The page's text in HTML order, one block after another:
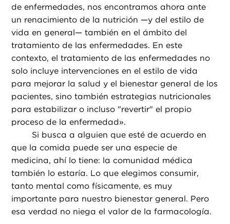
de enfermedades, nos encontramos ahora ante
un renacimiento de la nutrición —y del estilo de
vida en general— también en el ámbito del
tratamiento de las enfermedades. En este
contexto, el tratamiento de las enfermedades no
solo incluye intervenciones en el estilo de vida
para mejorar la salud y el bienestar general de los
pacientes, sino también estrategias nutricionales
para estabilizar o incluso "revertir" el propio
proceso de la enfermedad».
Si busca a alguien que esté de acuerdo en
que la comida puede ser una especie de
medicina, ahí lo tiene: la comunidad médica
también lo estaría. Lo que elegimos consumir,
tanto mental como físicamente, es muy
importante para nuestro bienestar general. Pero
esa verdad no niega el valor de la farmacología.